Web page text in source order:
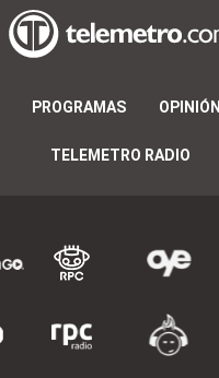
PROGRAMAS OPINIÓN
TELEMETRO RADIO